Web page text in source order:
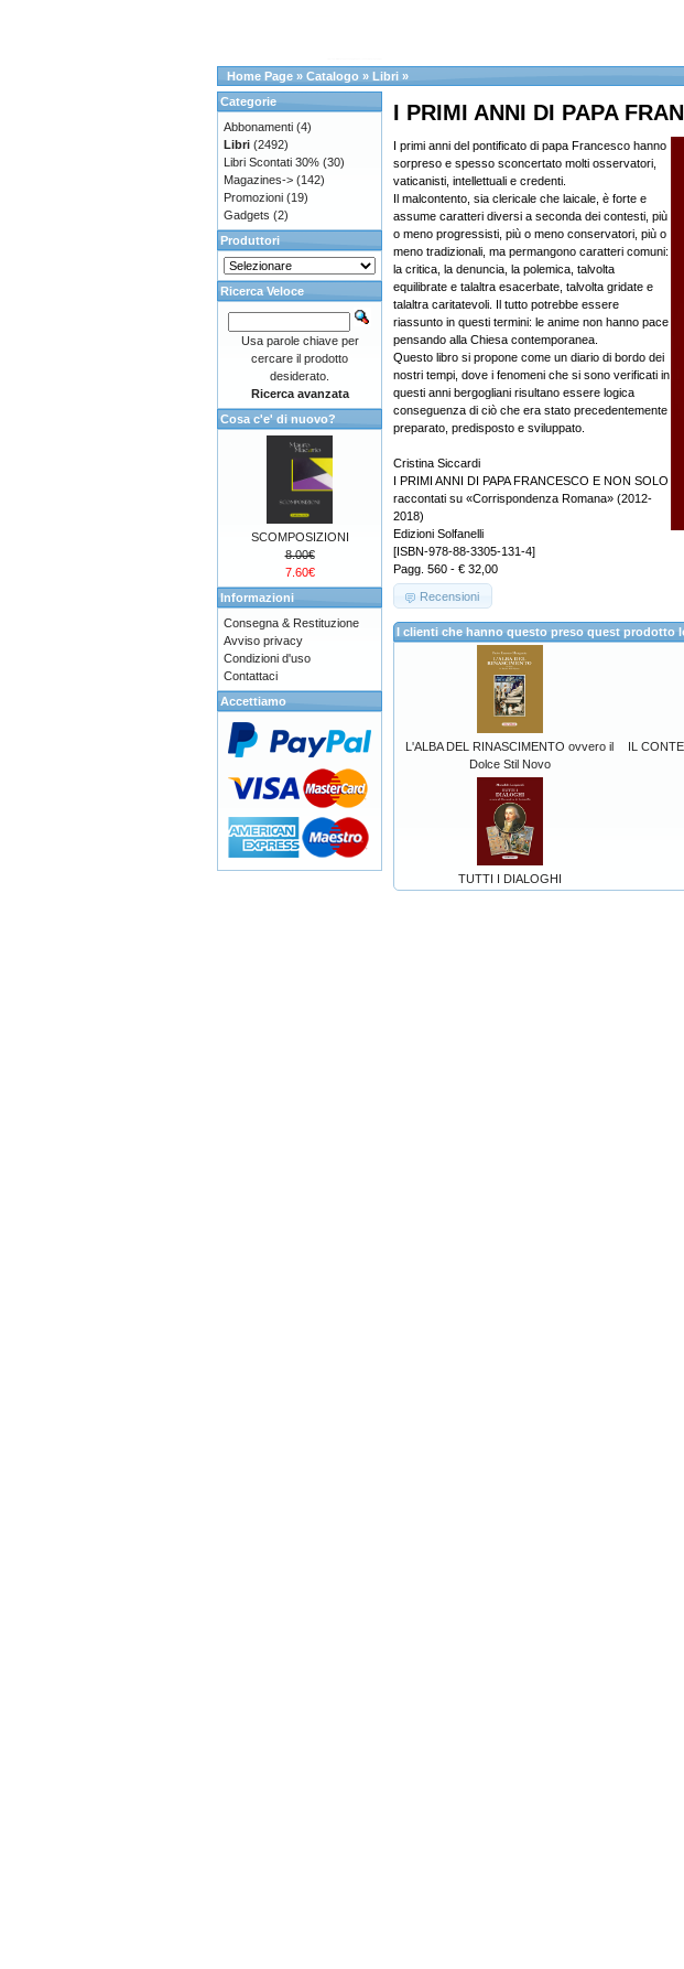
Home Page » Catalogo » Libri »
I PRIMI ANNI DI PAPA
I primi anni del pontificato di papa Francesco hanno
sorpreso e spesso sconcertato molti osservatori,
vaticanisti, intellettuali e credenti.
Il malcontento, sia clericale che laicale, è forte e
assume caratteri diversi a seconda dei contesti, più
o meno progressisti, più o meno conservatori, più o
meno tradizionali, ma permangono caratteri comuni:
la critica, la denuncia, la polemica, talvolta
equilibrate e talaltra esacerbate, talvolta gridate e
talaltra caritatevoli. Il tutto potrebbe essere
riassunto in questi termini: le anime non hanno pace
pensando alla Chiesa contemporanea.
Questo libro si propone come un diario di bordo dei
nostri tempi, dove i fenomeni che si sono verificati in
questi anni bergogliani risultano essere logica
conseguenza di ciò che era stato precedentemente
preparato, predisposto e sviluppato.
Cristina Siccardi
I PRIMI ANNI DI PAPA FRANCESCO E NON SOLO
raccontati su «Corrispondenza Romana» (2012-
2018)
Edizioni Solfanelli
[ISBN-978-88-3305-131-4]
Pagg. 560 - € 32,00
Recensioni
I clienti che hanno questo preso quest prodotto
L'ALBA DEL RINASCIMENTO ovvero il
Dolce Stil Novo
IL
TUTTI I DIALOGHI
Categorie
Abbonamenti (4)
Libri (2492)
Libri Scontati 30% (30)
Magazines-> (142)
Promozioni (19)
Gadgets (2)
Produttori
Ricerca Veloce
Usa parole chiave per
cercare il prodotto
desiderato.
Ricerca avanzata
Cosa c'e' di nuovo?
SCOMPOSIZIONI
8.00€
7.60€
Informazioni
Consegna & Restituzione
Avviso privacy
Condizioni d'uso
Contattaci
Accettiamo